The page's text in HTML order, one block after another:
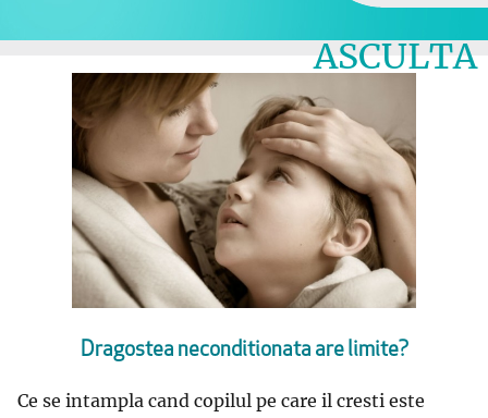
ASCULTA
LIVE
Dragostea neconditionata are limite?
Ce se intampla cand copilul pe care il cresti este